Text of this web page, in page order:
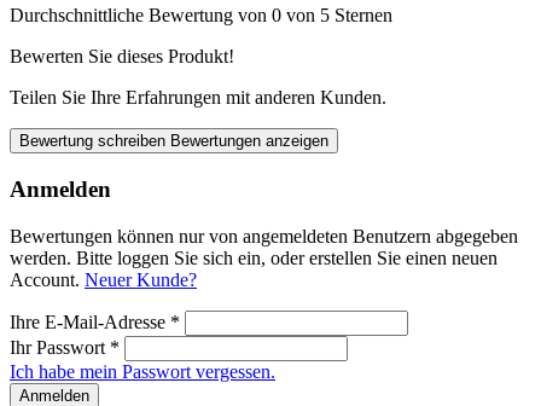
Durchschnittliche Bewertung von 0 von 5 Sternen
Bewerten Sie dieses Produkt!
Teilen Sie Ihre Erfahrungen mit anderen Kunden.
Bewertung schreiben Bewertungen anzeigen
Anmelden
Bewertungen können nur von angemeldeten Benutzern abgegeben
werden. Bitte loggen Sie sich ein, oder erstellen Sie einen neuen
Account. Neuer Kunde?
Ihre E-Mail-Adresse *
Ihr Passwort *
Ich habe mein Passwort vergessen.
Anmelden